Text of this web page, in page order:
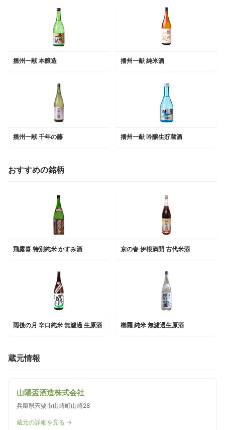
播州一献 本醸造 播州一献 純米酒
播州一献 千年の藤 播州一献 吟醸生貯蔵酒
おすすめの銘柄
飛露喜 特別純米 かすみ酒 京の春 伊根満開 古代米酒
雨後の月 辛口純米 無濾過 生原酒 櫛羅 純米 無濾過生原酒
蔵元情報
山陽盃酒造株式会社
兵庫県宍粟市山崎町山崎28
蔵元の詳細を見る →